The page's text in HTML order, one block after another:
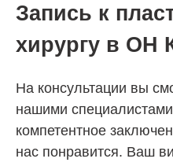
Запись к
хирургу в ОН
На консультации вы
нашими
компетентное
нас понравится. Ваш